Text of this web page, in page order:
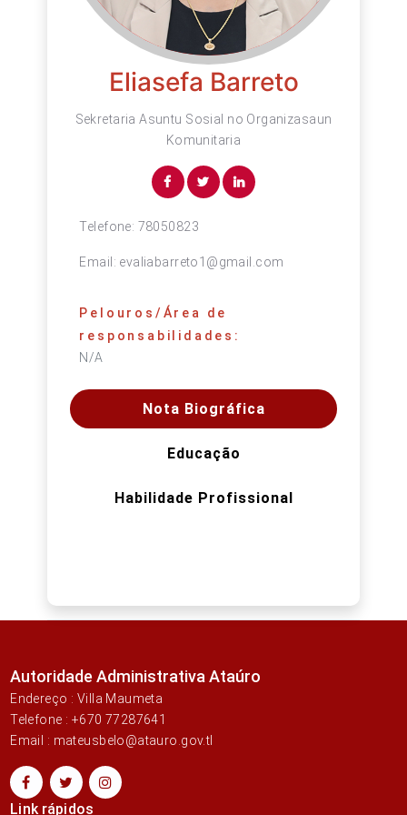
Eliasefa Barreto
Sekretaria Asuntu Sosial no Organizasaun
Komunitaria
Telefone: 78050823
Email: evaliabarreto1@gmail.com
Pelouros/Área de
responsabilidades:
N/A
Nota Biográfica
Educação
Habilidade Profissional
Autoridade Administrativa Ataúro
Endereço : Villa Maumeta
Telefone : +670 77287641
Email : mateusbelo@atauro.gov.tl
Link rápidos